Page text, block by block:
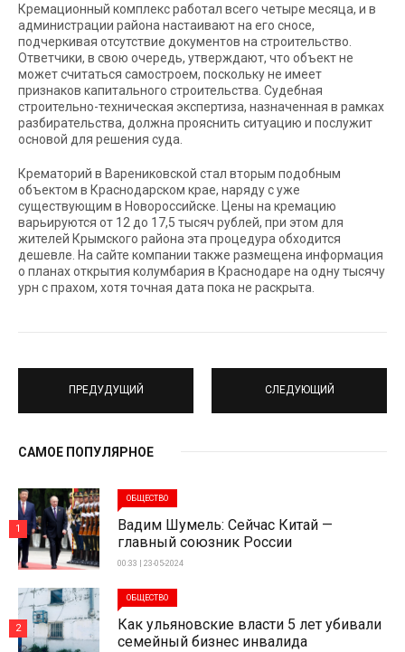
Кремационный комплекс работал всего четыре месяца, и в
администрации района настаивают на его сносе,
подчеркивая отсутствие документов на строительство.
Ответчики, в свою очередь, утверждают, что объект не
может считаться самостроем, поскольку не имеет
признаков капитального строительства. Судебная
строительно-техническая экспертиза, назначенная в рамках
разбирательства, должна прояснить ситуацию и послужит
основой для решения суда.
Крематорий в Варениковской стал вторым подобным
объектом в Краснодарском крае, наряду с уже
существующим в Новороссийске. Цены на кремацию
варьируются от 12 до 17,5 тысяч рублей, при этом для
жителей Крымского района эта процедура обходится
дешевле. На сайте компании также размещена информация
о планах открытия колумбария в Краснодаре на одну тысячу
урн с прахом, хотя точная дата пока не раскрыта.
ПРЕДУДУЩИЙ СЛЕДУЮЩИЙ
САМОЕ ПОПУЛЯРНОЕ
ОБЩЕСТВО
Вадим Шумель: Сейчас Китай —
главный союзник России
00:33 | 23-05-2024
1
ОБЩЕСТВО
Как ульяновские власти 5 лет убивали
семейный бизнес инвалида
2